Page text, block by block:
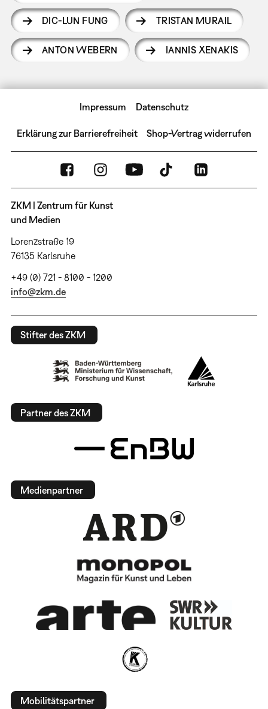
DIC-LUN FUNG TRISTAN MURAIL
ANTON WEBERN IANNIS XENAKIS
Impressum Datenschutz
Erklärung zur Barrierefreiheit Shop-Vertrag widerrufen
ZKM | Zentrum für Kunst
und Medien
Lorenzstraße 19
76135 Karlsruhe
+49 (0) 721 - 8100 - 1200
info@zkm.de
Stifter des ZKM
Partner des ZKM
Medienpartner
Mobilitätspartner